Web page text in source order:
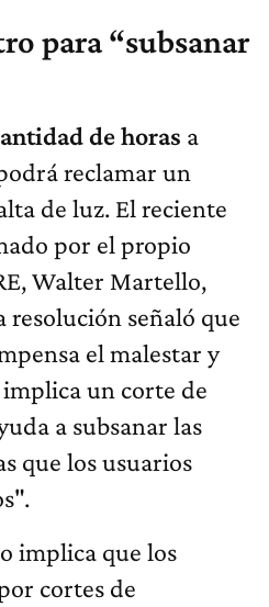
para “subsanar
de horas a
reclamar un
de luz. El reciente
por el propio
Walter Martello,
resolución señaló que
el malestar y
un corte de
a subsanar las
que los usuarios
implica que los
cortes de